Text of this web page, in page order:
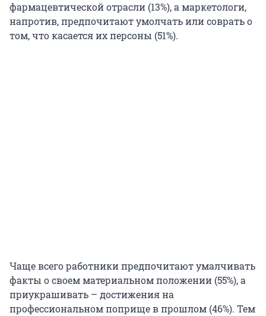
фармацевтической отрасли (13%), а маркетологи,
напротив, предпочитают умолчать или соврать о
том, что касается их персоны (51%).
Чаще всего работники предпочитают умалчивать
факты о своем материальном положении (55%), а
приукрашивать – достижения на
профессиональном поприще в прошлом (46%). Тем